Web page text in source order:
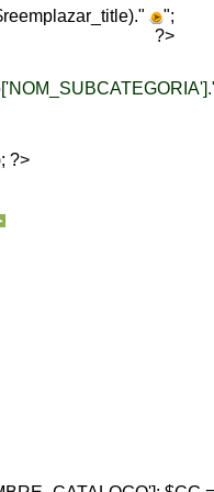
";
?>
?>